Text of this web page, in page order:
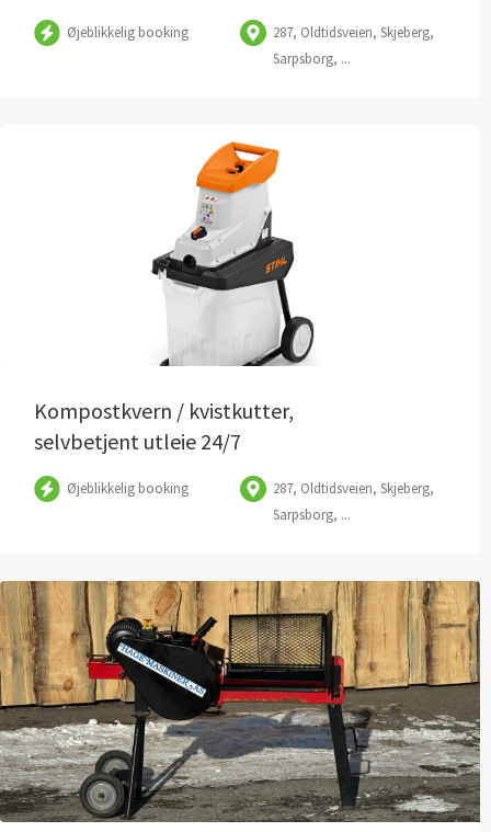
Øjeblikkelig booking
287, Oldtidsveien, Skjeberg,
Sarpsborg, ...
Kompostkvern / kvistkutter,
selvbetjent utleie 24/7
Øjeblikkelig booking
287, Oldtidsveien, Skjeberg,
Sarpsborg, ...